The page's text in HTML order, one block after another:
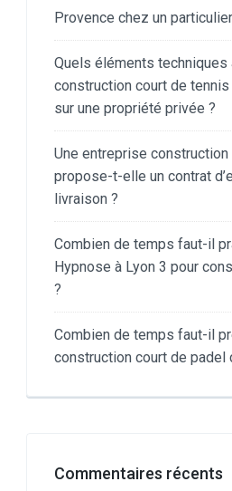
Provence chez un
Quels éléments techniques
construction court de
sur une propriété privée ?
Une entreprise construction
propose-t-elle un contrat
livraison ?
Combien de temps faut-il
Hypnose à Lyon 3 pour
?
Combien de temps faut-il
construction court de padel
Commentaires récents